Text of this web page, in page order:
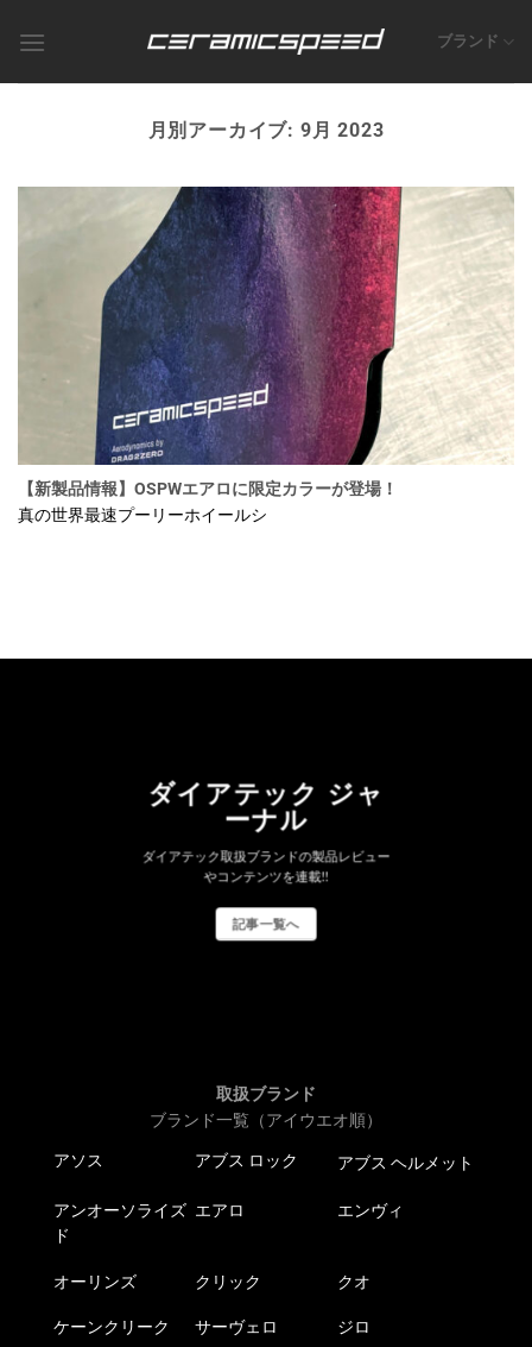
ブランド
月別アーカイブ: 9月 2023
【新製品情報】OSPWエアロに限定カラーが登場！
真の世界最速プーリーホイールシ
ダイアテック ジャ
ーナル
ダイアテック取扱ブランドの製品レビュー
やコンテンツを連載!!
記事一覧へ
取扱ブランド
ブランド一覧（アイウエオ順）
アソス アブス ロック アブス ヘルメット
アンオーソライズ
ド
エアロ エンヴィ
オーリンズ クリック クオ
ケーンクリーク サーヴェロ ジロ